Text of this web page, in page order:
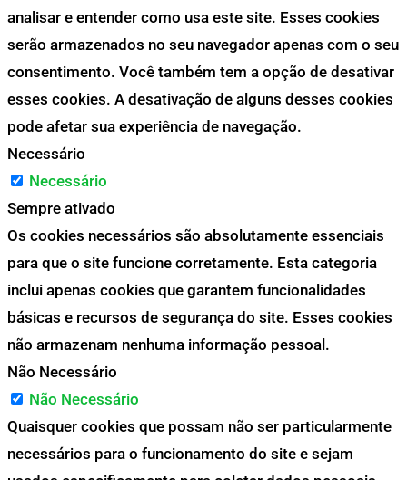
analisar e entender como usa este site. Esses cookies
serão armazenados no seu navegador apenas com o seu
consentimento. Você também tem a opção de desativar
esses cookies. A desativação de alguns desses cookies
pode afetar sua experiência de navegação.
Necessário
Necessário
Sempre ativado
Os cookies necessários são absolutamente essenciais
para que o site funcione corretamente. Esta categoria
inclui apenas cookies que garantem funcionalidades
básicas e recursos de segurança do site. Esses cookies
não armazenam nenhuma informação pessoal.
Não Necessário
Não Necessário
Quaisquer cookies que possam não ser particularmente
necessários para o funcionamento do site e sejam